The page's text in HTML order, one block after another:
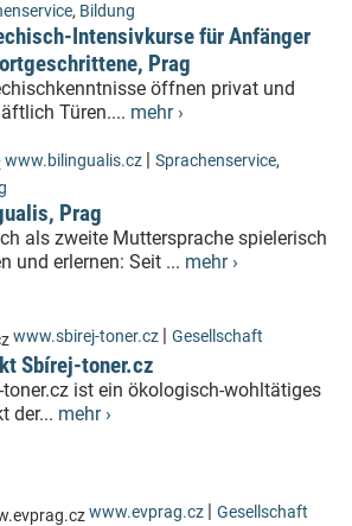
, Bildung
Intensivkurse für Anfänger
Prag
öffnen privat und
Türen.... mehr ›
www.bilingualis.cz | Sprachenservice,
Prag
als zweite Muttersprache spielerisch
und erlernen: Seit ... mehr ›
www.sbirej-toner.cz | Gesellschaft
Sbírej-toner.cz
toner.cz ist ein ökologisch-wohltätiges
der... mehr ›
www.evprag.cz | Gesellschaft